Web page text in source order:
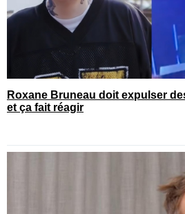
Roxane Bruneau doit expulser
et ça fait réagir